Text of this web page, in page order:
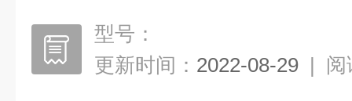
型号：
更新时间： 2022-08-29 | 阅